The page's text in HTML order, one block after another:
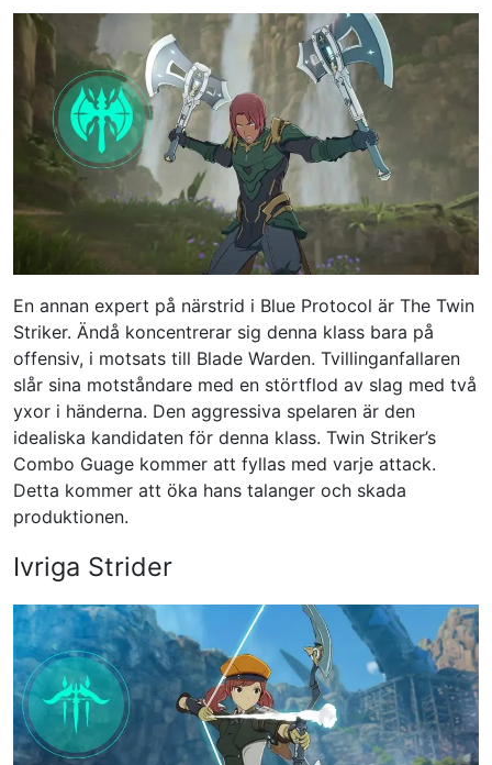
En annan expert på närstrid i Blue Protocol är The Twin
Striker. Ändå koncentrerar sig denna klass bara på
offensiv, i motsats till Blade Warden. Tvillinganfallaren
slår sina motståndare med en störtflod av slag med två
yxor i händerna. Den aggressiva spelaren är den
idealiska kandidaten för denna klass. Twin Striker’s
Combo Guage kommer att fyllas med varje attack.
Detta kommer att öka hans talanger och skada
produktionen.
Ivriga Strider